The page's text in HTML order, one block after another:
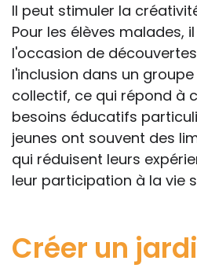
Il peut stimuler la
Pour les élèves malades,
l'occasion de
l'inclusion dans un
collectif, ce qui répond à
besoins éducatifs
jeunes ont souvent des
qui réduisent leurs
leur participation à la vie
Créer un